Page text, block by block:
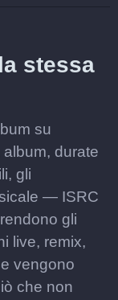
stessa
su
durate
gli
— ISRC
gli
live, remix,
vengono
che non